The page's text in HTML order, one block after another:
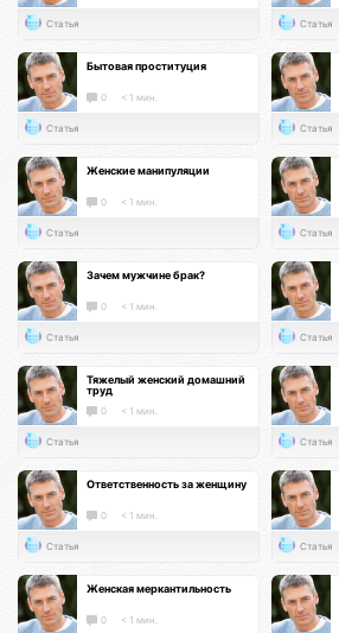
Статья Статья
Бытовая проституция
0 < 1 мин.
Статья Статья
Женские манипуляции
0 < 1 мин.
Статья Статья
Зачем мужчине брак?
0 < 1 мин.
Статья Статья
Тяжелый женский домашний
труд
0 < 1 мин.
Статья Статья
Ответственность за женщину
0 < 1 мин.
Статья Статья
Женская меркантильность
0 < 1 мин.